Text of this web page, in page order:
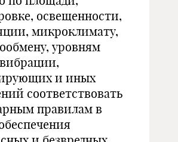
освещенности,
микроклимату,
уровням
и иных
соответствовать
правилам в